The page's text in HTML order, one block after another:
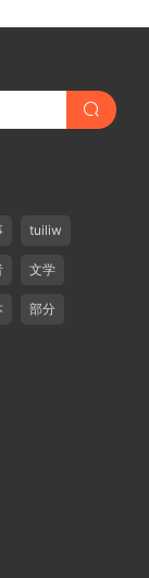
tuiliw
文学
部分